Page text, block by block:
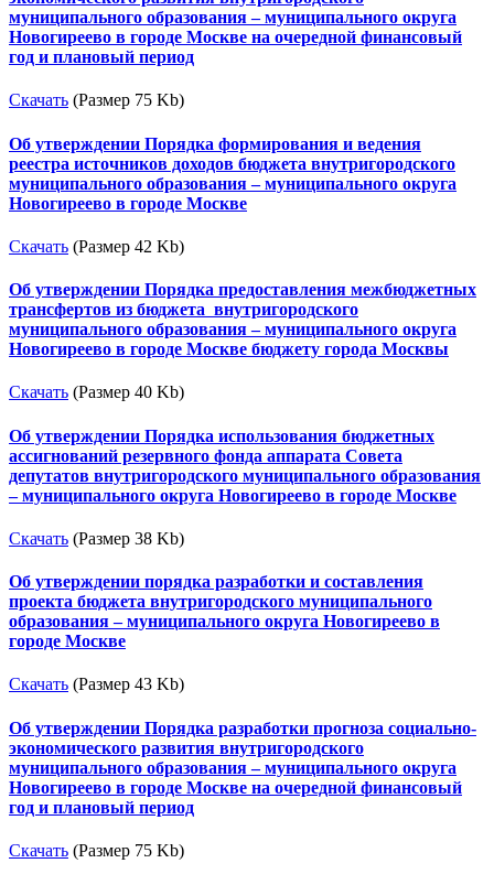
муниципального образования – муниципального округа
Новогиреево в городе Москве на очередной финансовый
год и плановый период
Скачать (Размер 75 Kb)
Об утверждении Порядка формирования и ведения
реестра источников доходов бюджета внутригородского
муниципального образования – муниципального округа
Новогиреево в городе Москве
Скачать (Размер 42 Kb)
Об утверждении Порядка предоставления межбюджетных
трансфертов из бюджета внутригородского
муниципального образования – муниципального округа
Новогиреево в городе Москве бюджету города Москвы
Скачать (Размер 40 Kb)
Об утверждении Порядка использования бюджетных
ассигнований резервного фонда аппарата Совета
депутатов внутригородского муниципального образования
– муниципального округа Новогиреево в городе Москве
Скачать (Размер 38 Kb)
Об утверждении порядка разработки и составления
проекта бюджета внутригородского муниципального
образования – муниципального округа Новогиреево в
городе Москве
Скачать (Размер 43 Kb)
Об утверждении Порядка разработки прогноза социально-
экономического развития внутригородского
муниципального образования – муниципального округа
Новогиреево в городе Москве на очередной финансовый
год и плановый период
Скачать (Размер 75 Kb)